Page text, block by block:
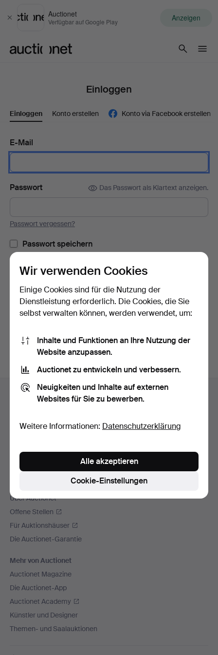
Schließen
Auctionet
Verfügbar auf Google Play Anzeigen
Einloggen
Einloggen Konto erstellen Konto via Facebook erstellen
E-Mail
Passwort Das Passwort als Klartext anzeigen.
Passwort vergessen?
Passwort speichern
Einloggen
oder hier via Facebook einloggen
Fußzeilen-
Navigation
Hilfe und Kontakt
Alle Auktionshäuser
Über Auctionet
Offene Stellen
Für Auktionshäuser
Die Auctionet-Garantie
Mehr von Auctionet
Auctionet Magazine
Die Auctionet-App
Auctionet Academy
Künstler und Designer
Themen- und Saalauktionen
Wir verwenden Cookies
Einige Cookies sind für die Nutzung der
Dienstleistung erforderlich. Die Cookies, die Sie
selbst verwalten können, werden verwendet, um:
Inhalte und Funktionen an Ihre Nutzung der
Website anzupassen.
Auctionet zu entwickeln und verbessern.
Neuigkeiten und Inhalte auf externen
Websites für Sie zu bewerben.
Weitere Informationen: Datenschutzerklärung
Cookie-Einstellungen
Alle akzeptieren